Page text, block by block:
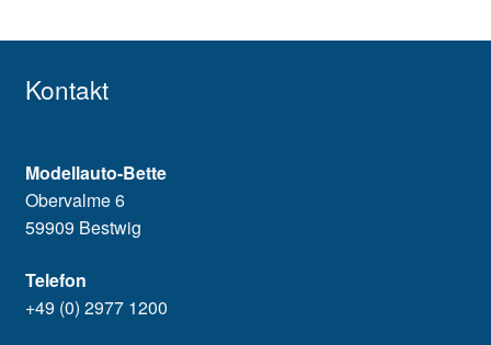
Kontakt
Modellauto-Bette
Obervalme 6
59909 Bestwig
Telefon
+49 (0) 2977 1200